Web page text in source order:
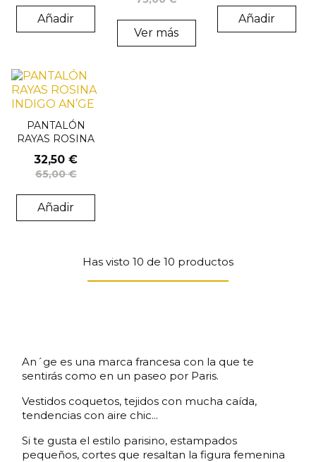
Añadir
AN’GE
Ver más
Añadir
PANTALÓN
RAYAS ROSINA
INDIGO AN’GE
32,50 €
65,00 €
Añadir
Has visto 10 de 10 productos
An´ge es una marca francesa con la que te
sentirás como en un paseo por Paris.
Vestidos coquetos, tejidos con mucha caída,
tendencias con aire chic...
Si te gusta el estilo parisino, estampados
pequeños, cortes que resaltan la figura femenina